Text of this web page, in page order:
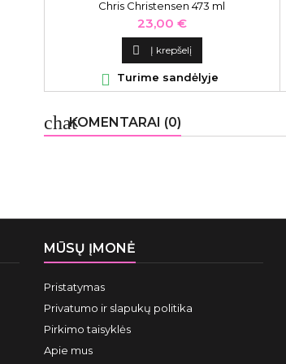
Chris Christensen 473 ml
Kaina
23,00 €
 Į krepšelį
 Turime sandėlyje
chatKOMENTARAI (0)
MŪSŲ ĮMONĖ
Pristatymas
Privatumo ir slapukų politika
Pirkimo taisyklės
Apie mus